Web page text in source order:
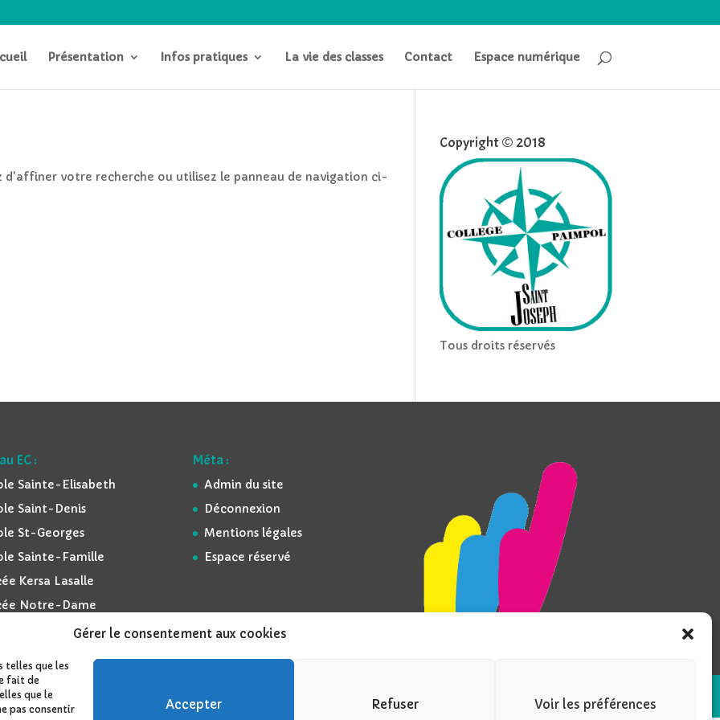
Gérer le consentement aux cookies
telles que les
fait de
que le
pas consentir
Accepter Refuser Voir les préférences
Présentation Infos pratiques La vie des classes Contact Espace numérique
d'affiner votre recherche ou utilisez le panneau de navigation ci-
Copyright © 2018
Tous droits réservés
EC :
Sainte-Elisabeth
Saint-Denis
St-Georges
Sainte-Famille
Kersa Lasalle
Notre-Dame
Méta :
Admin du site
Déconnexion
Mentions légales
Espace réservé